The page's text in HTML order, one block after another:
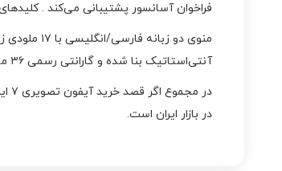
فراخوان آسانسور پشتیبانی می‌کند .
آنتی‌استاتیک بنا شده و گارانتی رسمی ۳۶ ماهه با پشتیبانی طولانی‌مدت (۱۲۰ ماه قطعات) از مزایای این دستگاه هستند .
در بازار ایران است.